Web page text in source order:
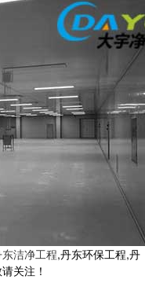
洁净工程,丹东环保工程,丹
关注！